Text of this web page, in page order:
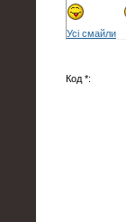
Усі смайли
Код *: